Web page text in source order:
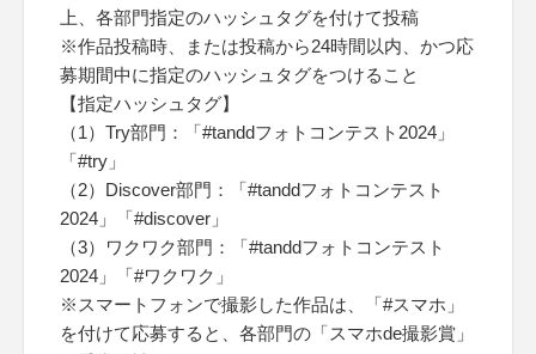
上、各部門指定のハッシュタグを付けて投稿
※作品投稿時、または投稿から24時間以内、かつ応
募期間中に指定のハッシュタグをつけること
【指定ハッシュタグ】
（1）Try部門：「#tanddフォトコンテスト2024」
「#try」
（2）Discover部門：「#tanddフォトコンテスト
2024」「#discover」
（3）ワクワク部門：「#tanddフォトコンテスト
2024」「#ワクワク」
※スマートフォンで撮影した作品は、「#スマホ」
を付けて応募すると、各部門の「スマホde撮影賞」